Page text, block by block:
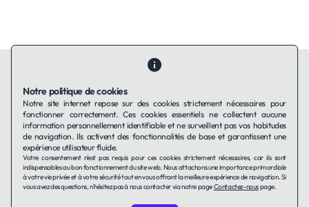
Contactez-nousQui sommes-nous ?Ils utilisent Taffin.tech
Politique de confidentialitéConditions générales
Politique de cookies
LinkedIn
Notre politique de cookies
Notre site internet repose sur des cookies strictement nécessaires pour
fonctionner correctement. Ces cookies essentiels ne collectent aucune
information personnellement identifiable et ne surveillent pas vos habitudes
de navigation. Ils activent des fonctionnalités de base et garantissent une
expérience utilisateur fluide.
Votre consentement n'est pas requis pour ces cookies strictement nécessaires, car ils sont
indispensables au bon fonctionnement du site web. Nous attachons une importance primordiale
à votre vie privée et à votre sécurité tout en vous offrant la meilleure expérience de navigation. Si
vous avez des questions, n'hésitez pas à nous contacter via notre pageContactez-nouspage.